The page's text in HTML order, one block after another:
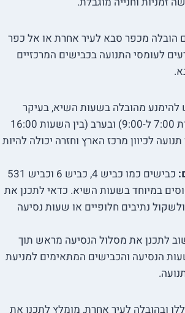
מכפר סבא לעיר אחרת או אל כפר
לעומסי התנועה בכבישים המרכזיים
להימנע מהובלה בשעות השיא, בעיקר
בבוקר (בין השעות 7:00 ל-9:00) ובערב (בין השעות 16:00
תנועה לכיוון מרכז הארץ וחזרה יכולה להיות
כבישים כמו כביש 4, כביש 6 וכביש 531
במיוחד בשעות השיא. כדאי לתכנן את
נתיבים חלופיים או שעות נסיעה
לתכנן את מסלול הנסיעה מראש תוך
הנסיעה והכבישים המתאימים למניעת
ובהובלה לעיר אחרת, מומלץ לתכנן את